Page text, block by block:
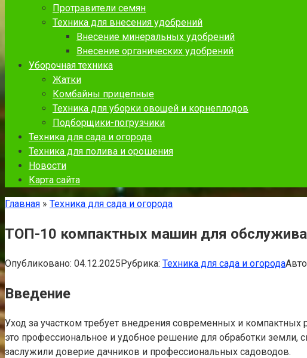
Протравители семян
Техника для внесения удобрений
Внесение минеральных удобрений
Внесение органических удобрений
Уборочная техника
Жатки
Комбайны прицепные
Техника для уборки овощей и корнеплодов
Подборщики-погрузчики
Техника для сада и огорода
Техника для полива и орошения
Новости
Карта сайта
Главная » Техника для сада и огорода
ТОП-10 компактных машин для
Опубликовано: 04.12.2025Рубрика: Техника для сада и огорода
Введение
Уход за участком требует внедрения современных и
это профессиональное и удобное решение для обработки земли,
заслужили доверие дачников и профессиональных садоводов.